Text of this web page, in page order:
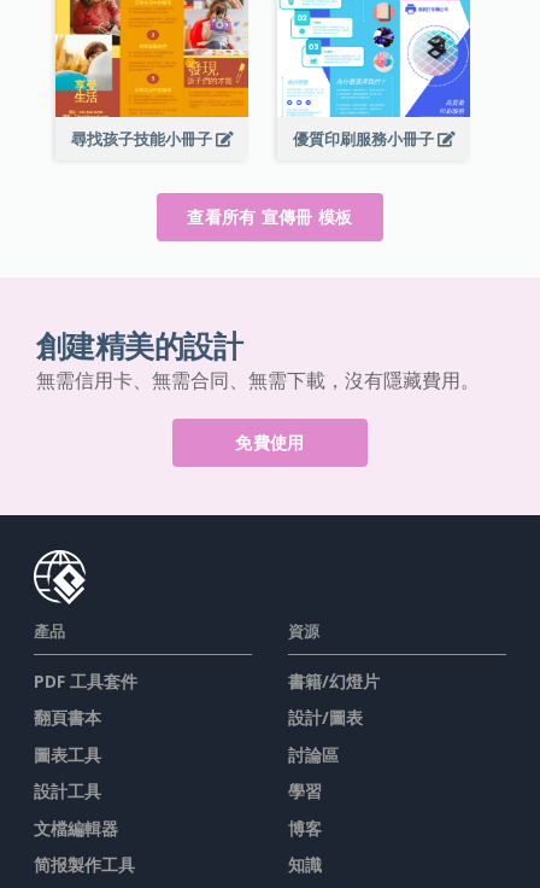
尋找孩子技能小冊子 優質印刷服務小冊子
查看所有 宣傳冊 模板
創建精美的設計
無需信用卡、無需合同、無需下載，沒有隱藏費用。
免費使用
產品
PDF 工具套件
翻頁書本
圖表工具
設計工具
文檔編輯器
简报製作工具
資源
書籍/幻燈片
設計/圖表
討論區
學習
博客
知識